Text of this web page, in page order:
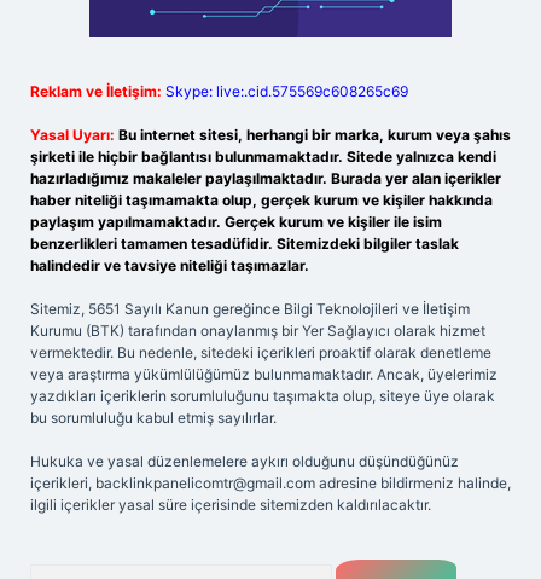
Reklam ve İletişim: Skype: live:.cid.575569c608265c69
Yasal Uyarı: Bu internet sitesi, herhangi bir marka, kurum veya şahıs
şirketi ile hiçbir bağlantısı bulunmamaktadır. Sitede yalnızca kendi
hazırladığımız makaleler paylaşılmaktadır. Burada yer alan içerikler
haber niteliği taşımamakta olup, gerçek kurum ve kişiler hakkında
paylaşım yapılmamaktadır. Gerçek kurum ve kişiler ile isim
benzerlikleri tamamen tesadüfidir. Sitemizdeki bilgiler taslak
halindedir ve tavsiye niteliği taşımazlar.
Sitemiz, 5651 Sayılı Kanun gereğince Bilgi Teknolojileri ve İletişim
Kurumu (BTK) tarafından onaylanmış bir Yer Sağlayıcı olarak hizmet
vermektedir. Bu nedenle, sitedeki içerikleri proaktif olarak denetleme
veya araştırma yükümlülüğümüz bulunmamaktadır. Ancak, üyelerimiz
yazdıkları içeriklerin sorumluluğunu taşımakta olup, siteye üye olarak
bu sorumluluğu kabul etmiş sayılırlar.
Hukuka ve yasal düzenlemelere aykırı olduğunu düşündüğünüz
içerikleri, backlinkpanelicomtr@gmail.com adresine bildirmeniz halinde,
ilgili içerikler yasal süre içerisinde sitemizden kaldırılacaktır.